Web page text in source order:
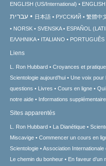
ENGLISH (US/International)
עברית 日本語 РУССКИЙ 繁體中
NORSK
SVENSKA ESPAÑOL
ΕΛΛΗΝΙΚA
ITALIANO PORTUGUÊS
Liens
L. Ron Hubbard Croyances et
Scientologie aujourd’hui
Une voix pour
questions
Livres Cours en ligne
notre aide
Informations
Sites apparentés
L. Ron Hubbard La Dianétique
Miscavige
Commencer un cours en
Scientologie
Association Internationale
Le chemin du bonheur
En faveur d’un